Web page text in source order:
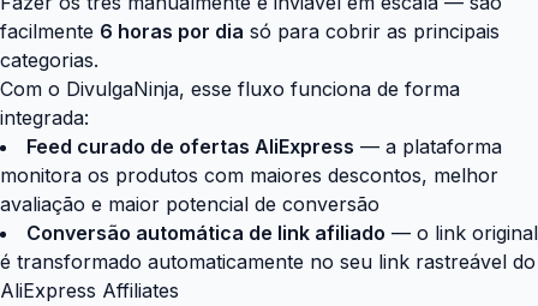
facilmente 6 horas por dia só para cobrir as principais
categorias.
Com o DivulgaNinja, esse fluxo funciona de forma
integrada:
Feed curado de ofertas AliExpress — a plataforma
monitora os produtos com maiores descontos, melhor
avaliação e maior potencial de conversão
Conversão automática de link afiliado — o link original
é transformado automaticamente no seu link rastreável do
AliExpress Affiliates